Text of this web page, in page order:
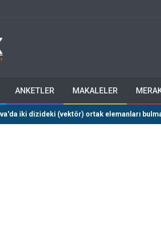
ANKETLER MAKALELER
iki dizideki (vektör) ortak elemanları